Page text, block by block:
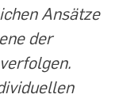
Ansätze
der